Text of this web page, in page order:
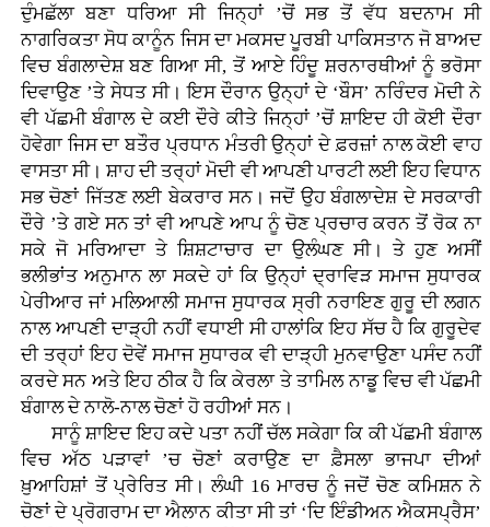
ਦੁੰਮਛੱਲਾ ਬਣਾ ਧਰਿਆ ਸੀ ਜਿਨ੍ਹਾਂ ’ਚੋਂ ਸਭ ਤੋਂ ਵੱਧ ਬਦਨਾਮ ਸੀ
ਨਾਗਰਿਕਤਾ ਸੋਧ ਕਾਨੂੰਨ ਜਿਸ ਦਾ ਮਕਸਦ ਪੂਰਬੀ ਪਾਕਿਸਤਾਨ ਜੋ ਬਾਅਦ
ਵਿਚ ਬੰਗਲਾਦੇਸ਼ ਬਣ ਗਿਆ ਸੀ, ਤੋਂ ਆਏ ਹਿੰਦੂ ਸ਼ਰਨਾਰਥੀਆਂ ਨੂੰ ਭਰੋਸਾ
ਦਿਵਾਉਣ ’ਤੇ ਸੇਧਤ ਸੀ। ਇਸ ਦੌਰਾਨ ਉਨ੍ਹਾਂ ਦੇ ‘ਬੌਸ’ ਨਰਿੰਦਰ ਮੋਦੀ ਨੇ
ਵੀ ਪੱਛਮੀ ਬੰਗਾਲ ਦੇ ਕਈ ਦੌਰੇ ਕੀਤੇ ਜਿਨ੍ਹਾਂ ’ਚੋਂ ਸ਼ਾਇਦ ਹੀ ਕੋਈ ਦੌਰਾ
ਹੋਵੇਗਾ ਜਿਸ ਦਾ ਬਤੌਰ ਪ੍ਰਧਾਨ ਮੰਤਰੀ ਉਨ੍ਹਾਂ ਦੇ ਫ਼ਰਜ਼ਾਂ ਨਾਲ ਕੋਈ ਵਾਹ
ਵਾਸਤਾ ਸੀ। ਸ਼ਾਹ ਦੀ ਤਰ੍ਹਾਂ ਮੋਦੀ ਵੀ ਆਪਣੀ ਪਾਰਟੀ ਲਈ ਇਹ ਵਿਧਾਨ
ਸਭ ਚੋਣਾਂ ਜਿੱਤਣ ਲਈ ਬੇਕਰਾਰ ਸਨ। ਜਦੋਂ ਉਹ ਬੰਗਲਾਦੇਸ਼ ਦੇ ਸਰਕਾਰੀ
ਦੌਰੇ ’ਤੇ ਗਏ ਸਨ ਤਾਂ ਵੀ ਆਪਣੇ ਆਪ ਨੂੰ ਚੋਣ ਪ੍ਰਚਾਰ ਕਰਨ ਤੋਂ ਰੋਕ ਨਾ
ਸਕੇ ਜੋ ਮਰਿਆਦਾ ਤੇ ਸ਼ਿਸ਼ਟਾਚਾਰ ਦਾ ਉਲੰਘਣ ਸੀ। ਤੇ ਹੁਣ ਅਸੀਂ
ਭਲੀਭਾਂਤ ਅਨੁਮਾਨ ਲਾ ਸਕਦੇ ਹਾਂ ਕਿ ਉਨ੍ਹਾਂ ਦ੍ਰਾਵਿੜ ਸਮਾਜ ਸੁਧਾਰਕ
ਪੇਰੀਆਰ ਜਾਂ ਮਲਿਆਲੀ ਸਮਾਜ ਸੁਧਾਰਕ ਸ੍ਰੀ ਨਰਾਇਣ ਗੁਰੂ ਦੀ ਲਗਨ
ਨਾਲ ਆਪਣੀ ਦਾੜ੍ਹੀ ਨਹੀਂ ਵਧਾਈ ਸੀ ਹਾਲਾਂਕਿ ਇਹ ਸੱਚ ਹੈ ਕਿ ਗੁਰੂਦੇਵ
ਦੀ ਤਰ੍ਹਾਂ ਇਹ ਦੋਵੇਂ ਸਮਾਜ ਸੁਧਾਰਕ ਵੀ ਦਾੜ੍ਹੀ ਮੁਨਵਾਉਣਾ ਪਸੰਦ ਨਹੀਂ
ਕਰਦੇ ਸਨ ਅਤੇ ਇਹ ਠੀਕ ਹੈ ਕਿ ਕੇਰਲਾ ਤੇ ਤਾਮਿਲ ਨਾਡੂ ਵਿਚ ਵੀ ਪੱਛਮੀ
ਬੰਗਾਲ ਦੇ ਨਾਲੋ-ਨਾਲ ਚੋਣਾਂ ਹੋ ਰਹੀਆਂ ਸਨ।
ਸਾਨੂੰ ਸ਼ਾਇਦ ਇਹ ਕਦੇ ਪਤਾ ਨਹੀਂ ਚੱਲ ਸਕੇਗਾ ਕਿ ਕੀ ਪੱਛਮੀ ਬੰਗਾਲ
ਵਿਚ ਅੱਠ ਪੜਾਵਾਂ ’ਚ ਚੋਣਾਂ ਕਰਾਉਣ ਦਾ ਫ਼ੈਸਲਾ ਭਾਜਪਾ ਦੀਆਂ
ਖ਼ੁਆਹਿਸ਼ਾਂ ਤੋਂ ਪ੍ਰੇਰਿਤ ਸੀ। ਲੰਘੀ 16 ਮਾਰਚ ਨੂੰ ਜਦੋਂ ਚੋਣ ਕਮਿਸ਼ਨ ਨੇ
ਚੋਣਾਂ ਦੇ ਪ੍ਰੋਗਰਾਮ ਦਾ ਐਲਾਨ ਕੀਤਾ ਸੀ ਤਾਂ ‘ਦਿ ਇੰਡੀਅਨ ਐਕਸਪ੍ਰੈਸ’